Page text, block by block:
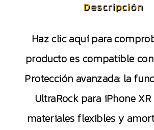
Descripción
Haz clic aquí para
producto es compatible
Protección avanzada: la
UltraRock para iPhone
materiales flexibles y